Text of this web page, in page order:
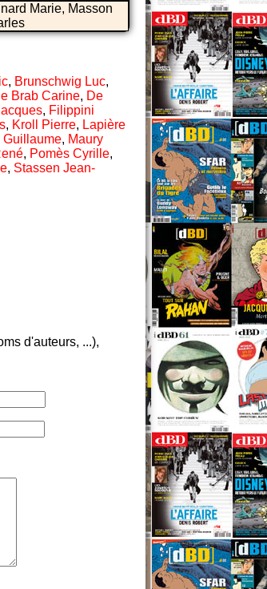
Marie, Masson
, Brunschwig Luc,
Brab Carine, De
, Filippini
, Kroll Pierre, Lapière
Guillaume, Maury
, Pomès Cyrille,
, Stassen Jean-
d'auteurs, ...),